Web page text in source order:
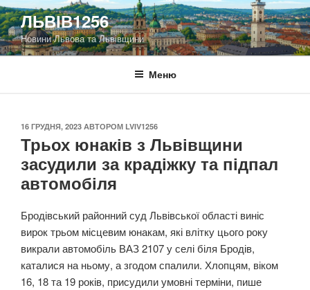
Перейти
до
вмісту
ЛЬВІВ1256
Новини Львова та Львівщини
Меню
ОПУБЛІКОВАНО
16 ГРУДНЯ, 2023 АВТОРОМ LVIV1256
Трьох юнаків з Львівщини
засудили за крадіжку та підпал
автомобіля
Бродівський районний суд Львівської області виніс
вирок трьом місцевим юнакам, які влітку цього року
викрали автомобіль ВАЗ 2107 у селі біля Бродів,
каталися на ньому, а згодом спалили. Хлопцям, віком
16, 18 та 19 років, присудили умовні терміни, пише